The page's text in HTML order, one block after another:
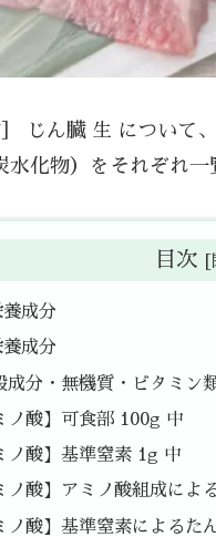
じん臓 生 について
化物）をそれぞれ一
目次
成分
成分
成分・無機質・ビタミン
ノ酸】可食部 100g 中
ノ酸】基準窒素 1g 中
ノ酸】アミノ酸組成によ
ノ酸】基準窒素によるた